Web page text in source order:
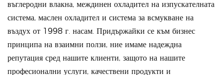
въглеродни влакна, междинен охладител на изпускателната
система, маслен охладител и система за всмукване на
въздух от 1998 г. насам. Придържайки се към бизнес
принципа на взаимни ползи, ние имаме надеждна
репутация сред нашите клиенти, защото на нашите
професионални услуги, качествени продукти и